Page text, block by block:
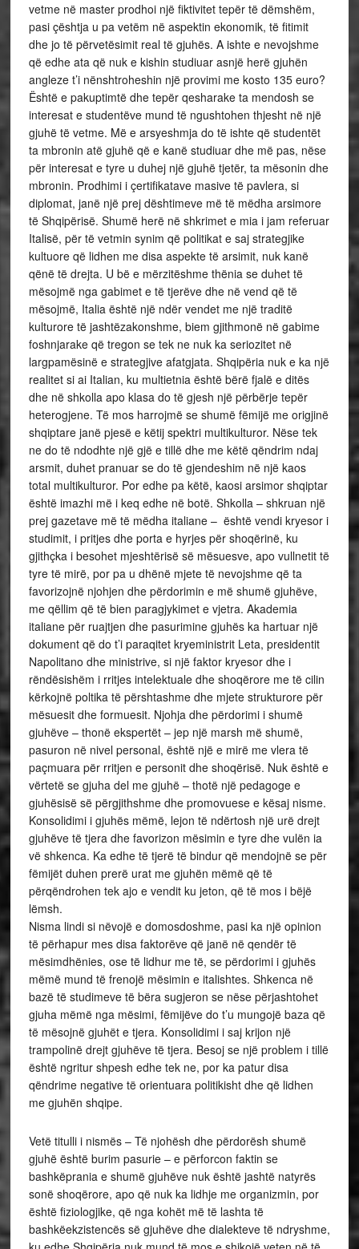
vetme në master prodhoi një fiktivitet tepër të dëmshëm,
pasi çështja u pa vetëm në aspektin ekonomik, të fitimit
dhe jo të përvetësimit real të gjuhës. A ishte e nevojshme
që edhe ata që nuk e kishin studiuar asnjë herë gjuhën
angleze t’i nënshtroheshin një provimi me kosto 135 euro?
Është e pakuptimtë dhe tepër qesharake ta mendosh se
interesat e studentëve mund të ngushtohen thjesht në një
gjuhë të vetme. Më e arsyeshmja do të ishte që studentët
ta mbronin atë gjuhë që e kanë studiuar dhe më pas, nëse
për interesat e tyre u duhej një gjuhë tjetër, ta mësonin dhe
mbronin. Prodhimi i çertifikatave masive të pavlera, si
diplomat, janë një prej dështimeve më të mëdha arsimore
të Shqipërisë. Shumë herë në shkrimet e mia i jam referuar
Italisë, për të vetmin synim që politikat e saj strategjike
kultuore që lidhen me disa aspekte të arsimit, nuk kanë
qënë të drejta. U bë e mërzitëshme thënia se duhet të
mësojmë nga gabimet e të tjerëve dhe në vend që të
mësojmë, Italia është një ndër vendet me një traditë
kulturore të jashtëzakonshme, biem gjithmonë në gabime
foshnjarake që tregon se tek ne nuk ka seriozitet në
largpamësinë e strategjive afatgjata. Shqipëria nuk e ka një
realitet si ai Italian, ku multietnia është bërë fjalë e ditës
dhe në shkolla apo klasa do të gjesh një përbërje tepër
heterogjene. Të mos harrojmë se shumë fëmijë me origjinë
shqiptare janë pjesë e këtij spektri multikulturor. Nëse tek
ne do të ndodhte një gjë e tillë dhe me këtë qëndrim ndaj
arsmit, duhet pranuar se do të gjendeshim në një kaos
total multikulturor. Por edhe pa këtë, kaosi arsimor shqiptar
është imazhi më i keq edhe në botë. Shkolla – shkruan një
prej gazetave më të mëdha italiane – është vendi kryesor i
studimit, i pritjes dhe porta e hyrjes për shoqërinë, ku
gjithçka i besohet mjeshtërisë së mësuesve, apo vullnetit të
tyre të mirë, por pa u dhënë mjete të nevojshme që ta
favorizojnë njohjen dhe përdorimin e më shumë gjuhëve,
me qëllim që të bien paragjykimet e vjetra. Akademia
italiane për ruajtjen dhe pasurimine gjuhës ka hartuar një
dokument që do t’i paraqitet kryeministrit Leta, presidentit
Napolitano dhe ministrive, si një faktor kryesor dhe i
rëndësishëm i rritjes intelektuale dhe shoqërore me të cilin
kërkojnë poltika të përshtashme dhe mjete strukturore për
mësuesit dhe formuesit. Njohja dhe përdorimi i shumë
gjuhëve – thonë ekspertët – jep një marsh më shumë,
pasuron në nivel personal, është një e mirë me vlera të
paçmuara për rritjen e personit dhe shoqërisë. Nuk është e
vërtetë se gjuha del me gjuhë – thotë një pedagoge e
gjuhësisë së përgjithshme dhe promovuese e kësaj nisme.
Konsolidimi i gjuhës mëmë, lejon të ndërtosh një urë drejt
gjuhëve të tjera dhe favorizon mësimin e tyre dhe vulën ia
vë shkenca. Ka edhe të tjerë të bindur që mendojnë se për
fëmijët duhen prerë urat me gjuhën mëmë që të
përqëndrohen tek ajo e vendit ku jeton, që të mos i bëjë
lëmsh.
Nisma lindi si nëvojë e domosdoshme, pasi ka një opinion
të përhapur mes disa faktorëve që janë në qendër të
mësimdhënies, ose të lidhur me të, se përdorimi i gjuhës
mëmë mund të frenojë mësimin e italishtes. Shkenca në
bazë të studimeve të bëra sugjeron se nëse përjashtohet
gjuha mëmë nga mësimi, fëmijëve do t’u mungojë baza që
të mësojnë gjuhët e tjera. Konsolidimi i saj krijon një
trampolinë drejt gjuhëve të tjera. Besoj se një problem i tillë
është ngritur shpesh edhe tek ne, por ka patur disa
qëndrime negative të orientuara politikisht dhe që lidhen
me gjuhën shqipe.
Vetë titulli i nismës – Të njohësh dhe përdorësh shumë
gjuhë është burim pasurie – e përforcon faktin se
bashkëprania e shumë gjuhëve nuk është jashtë natyrës
sonë shoqërore, apo që nuk ka lidhje me organizmin, por
është fiziologjike, që nga kohët më të lashta të
bashkëekzistencës së gjuhëve dhe dialekteve të ndryshme,